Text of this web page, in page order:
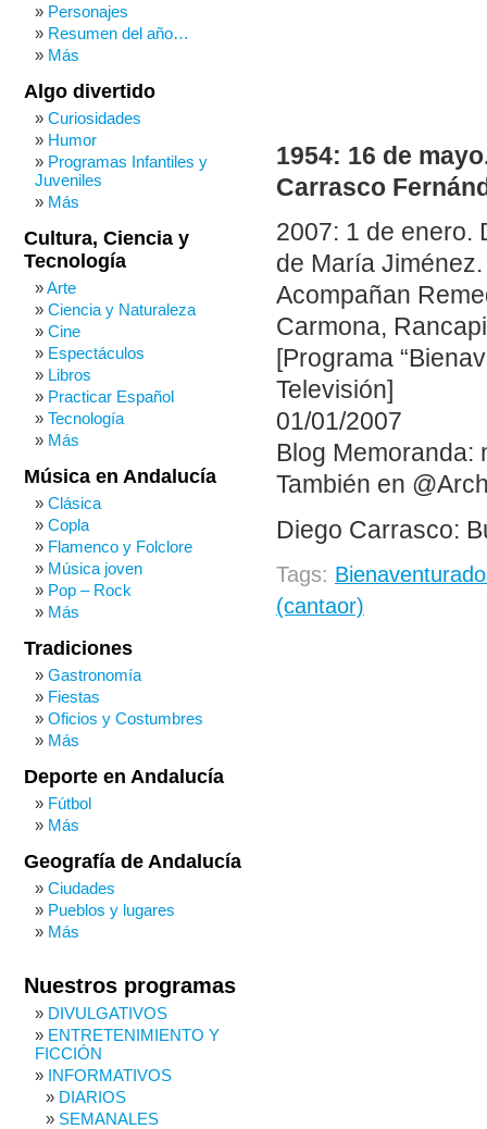
1954: 16 de
Carrasco
2007: 1 de enero.
de María
Acompañan
Carmona,
[Programa
Televisión]
01/01/2007
Blog Memoranda:
También en
Diego Carrasco:
Tags:
(cantaor)
Personajes
Resumen del año…
Más
Algo divertido
Curiosidades
Humor
Programas Infantiles y
Juveniles
Más
Cultura, Ciencia y
Tecnología
Arte
Ciencia y Naturaleza
Cine
Espectáculos
Libros
Practicar Español
Tecnología
Más
Música en Andalucía
Clásica
Copla
Flamenco y Folclore
Música joven
Pop – Rock
Más
Tradiciones
Gastronomía
Fiestas
Oficios y Costumbres
Más
Deporte en Andalucía
Fútbol
Más
Geografía de Andalucía
Ciudades
Pueblos y lugares
Más
Nuestros programas
DIVULGATIVOS
ENTRETENIMIENTO Y
FICCIÓN
INFORMATIVOS
DIARIOS
SEMANALES